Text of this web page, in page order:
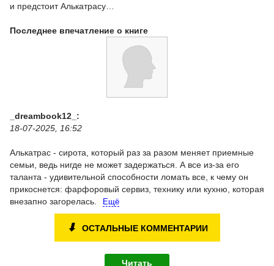
и предстоит Алькатрасу…
Последнее впечатление о книге
_dreambook12_:
18-07-2025, 16:52
Алькатрас - сирота, который раз за разом меняет приемные
семьи, ведь нигде не может задержаться. А все из-за его
таланта - удивительной способности ломать все, к чему он
прикоснется: фарфоровый сервиз, технику или кухню, которая
внезапно загорелась.
Ещё
⬇ ОСТАЛЬНЫЕ КОММЕНТАРИИ
Читать